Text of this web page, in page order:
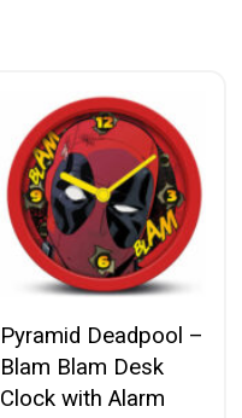
Pyramid Deadpool –
Blam Blam Desk
Clock with Alarm